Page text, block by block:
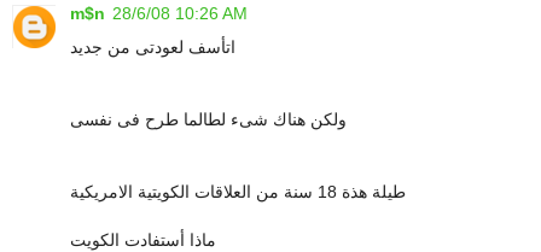
m$n 28/6/08 10:26 AM
اتأسف لعودتى من جديد
ولكن هناك شىء لطالما طرح فى نفسى
طيلة هذة 18 سنة من العلاقات الكويتية الامريكية
ماذا أستفادت الكويت